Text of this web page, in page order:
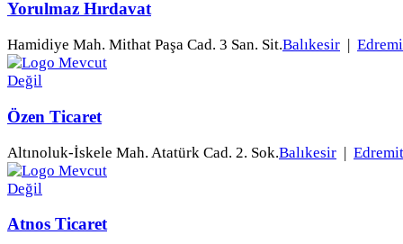
Yorulmaz Hırdavat
Hamidiye Mah. Mithat Paşa Cad. 3 San. Sit.Balıkesir
Özen Ticaret
Altınoluk-İskele Mah. Atatürk Cad. 2. Sok.Balıkesir | Edremit
Atnos Ticaret